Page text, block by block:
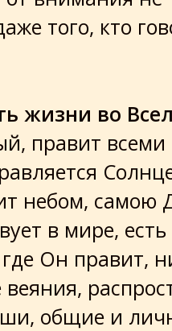
того, кто
жизни во
правит
небом,
в мире,
Он правит,
общие и